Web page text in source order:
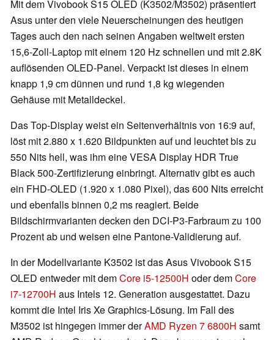
Mit dem Vivobook S15 OLED (K3502/M3502) präsentiert
Asus unter den viele Neuerscheinungen des heutigen
Tages auch den nach seinen Angaben weltweit ersten
15,6-Zoll-Laptop mit einem 120 Hz schnellen und mit 2.8K
auflösenden OLED-Panel. Verpackt ist dieses in einem
knapp 1,9 cm dünnen und rund 1,8 kg wiegenden
Gehäuse mit Metalldeckel.
Das Top-Display weist ein Seitenverhältnis von 16:9 auf,
löst mit 2.880 x 1.620 Bildpunkten auf und leuchtet bis zu
550 Nits hell, was ihm eine VESA Display HDR True
Black 500-Zertifizierung einbringt. Alternativ gibt es auch
ein FHD-OLED (1.920 x 1.080 Pixel), das 600 Nits erreicht
und ebenfalls binnen 0,2 ms reagiert. Beide
Bildschirmvarianten decken den DCI-P3-Farbraum zu 100
Prozent ab und weisen eine Pantone-Validierung auf.
In der Modellvariante K3502 ist das Asus Vivobook S15
OLED entweder mit demCore i5-12500H oder demCore
i7-12700H aus Intels 12. Generation ausgestattet. Dazu
kommt die Intel Iris Xe Graphics-Lösung. Im Fall des
M3502 ist hingegen immer derAMD Ryzen 7 6800H samt